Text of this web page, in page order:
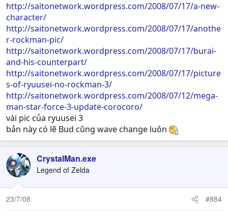
http://saitonetwork.wordpress.com/2008/07/17/a-new-
character/
http://saitonetwork.wordpress.com/2008/07/17/anothe
r-rockman-pic/
http://saitonetwork.wordpress.com/2008/07/17/burai-
and-his-counterpart/
http://saitonetwork.wordpress.com/2008/07/17/picture
s-of-ryuusei-no-rockman-3/
http://saitonetwork.wordpress.com/2008/07/12/mega-
man-star-force-3-update-corocoro/
vài pic của ryuusei 3
bản này có lẽ Bud cũng wave change luôn
CrystalMan.exe
Legend of Zelda
23/7/08 #884